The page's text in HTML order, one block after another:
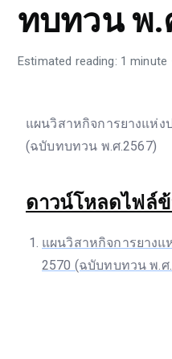
ทบทวน พ.
Estimated reading: 1 minute
แผนวิสาหกิจการยางแห่ง
(ฉบับทบทวน พ.ศ.2567)
ดาวน์โหลดไฟล์
แผนวิสาหกิจการยางแ
2570 (ฉบับทบทวน พ.ศ